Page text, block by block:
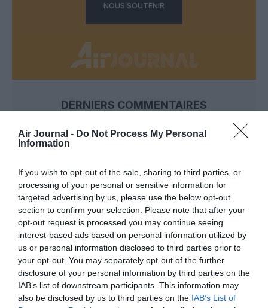
Air Journal - Do Not Process My Personal
Information
If you wish to opt-out of the sale, sharing to third parties, or
processing of your personal or sensitive information for
targeted advertising by us, please use the below opt-out
section to confirm your selection. Please note that after your
opt-out request is processed you may continue seeing
interest-based ads based on personal information utilized by
us or personal information disclosed to third parties prior to
your opt-out. You may separately opt-out of the further
disclosure of your personal information by third parties on the
IAB’s list of downstream participants. This information may
also be disclosed by us to third parties on the IAB’s List of
NOUS SOUTENIR
DERNIERS COMMENTAIRES
Airlines relie l’Écosse à l’Australie
Badissi novembria commenté l'article :
Nice–Corse : ces vols électriques qui se profilent à
l’horizon 2030
aeroflot